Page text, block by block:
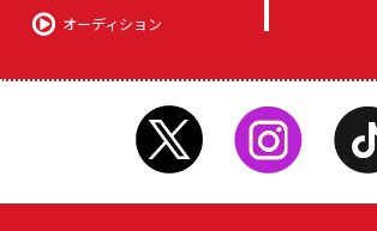
オーディション